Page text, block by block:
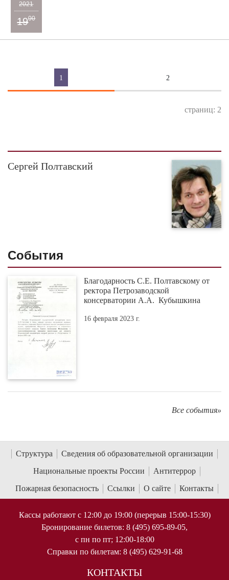
2021
1900
1 2
страниц: 2
Сергей Полтавский
События
Благодарность С.Е. Полтавскому от
ректора Петрозаводской
консерватории А.А. Кубышкина
16 февраля 2023 г.
Все события»
Структура
Сведения об образовательной организации
Национальные проекты России
Антитеррор
Пожарная безопасность
Ссылки О сайте Контакты
Кассы работают с 12:00 до 19:00 (перерыв 15:00-15:30)
Бронирование билетов: 8 (495) 695-89-05,
с пн по пт; 12:00-18:00
Справки по билетам: 8 (495) 629-91-68
КОНТАКТЫ